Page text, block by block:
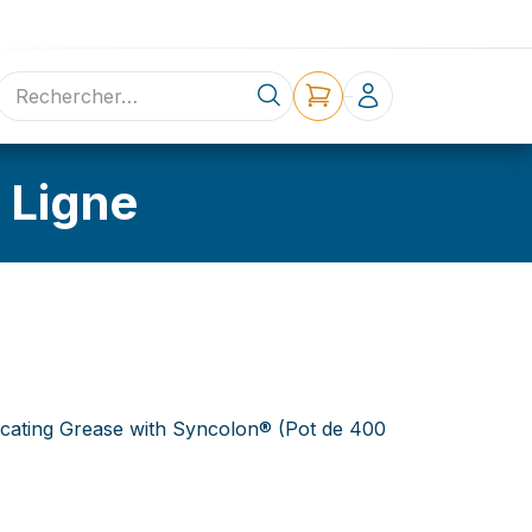
Contact
Grease with Syncolon® (Pot de 400